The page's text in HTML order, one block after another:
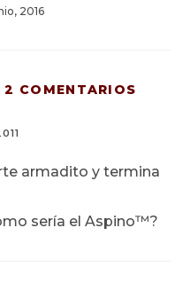
2016
2 COMENTARIOS
armadito y termina
sería el Aspino™?